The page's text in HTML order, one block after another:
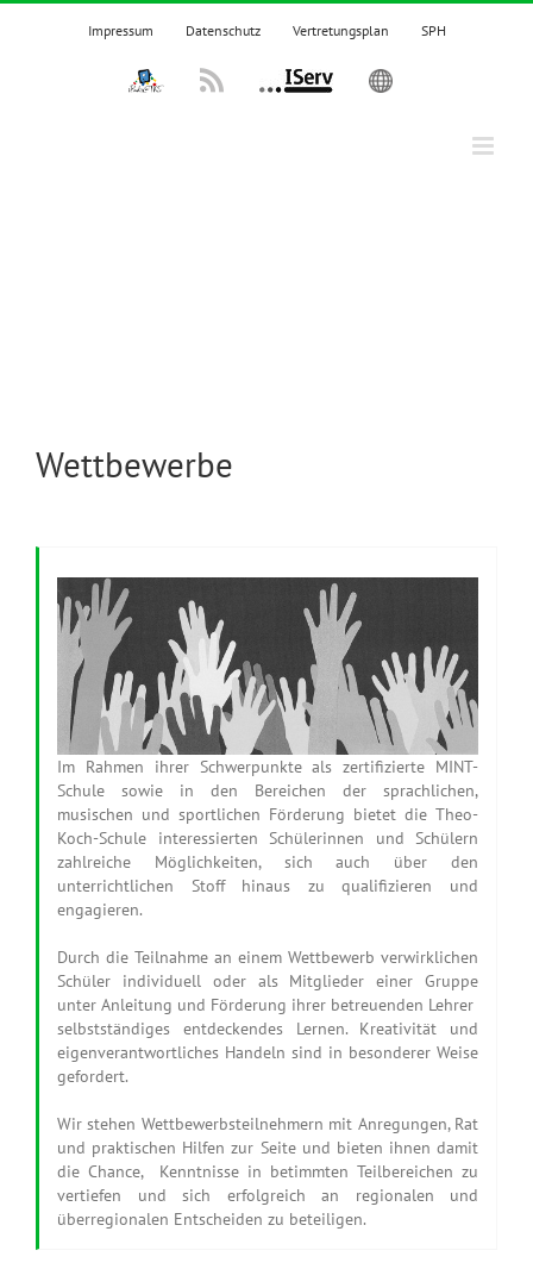
Zum
Impressum Datenschutz Vertretungsplan SPH
IPadsTKSRss IServ English
Wettbewerbe
Im Rahmen ihrer Schwerpunkte als zertifizierte MINT-
Schule sowie in den Bereichen der sprachlichen,
musischen und sportlichen Förderung bietet die Theo-
Koch-Schule interessierten Schülerinnen und Schülern
zahlreiche Möglichkeiten, sich auch über den
unterrichtlichen Stoff hinaus zu qualifizieren und
engagieren.
Durch die Teilnahme an einem Wettbewerb verwirklichen
Schüler individuell oder als Mitglieder einer Gruppe
unter Anleitung und Förderung ihrer betreuenden Lehrer
selbstständiges entdeckendes Lernen. Kreativität und
eigenverantwortliches Handeln sind in besonderer Weise
gefordert.
Wir stehen Wettbewerbsteilnehmern mit Anregungen, Rat
und praktischen Hilfen zur Seite und bieten ihnen damit
die Chance,
Kenntnisse in betimmten Teilbereichen zu
vertiefen und sich erfolgreich an regionalen und
überregionalen Entscheiden zu beteiligen.